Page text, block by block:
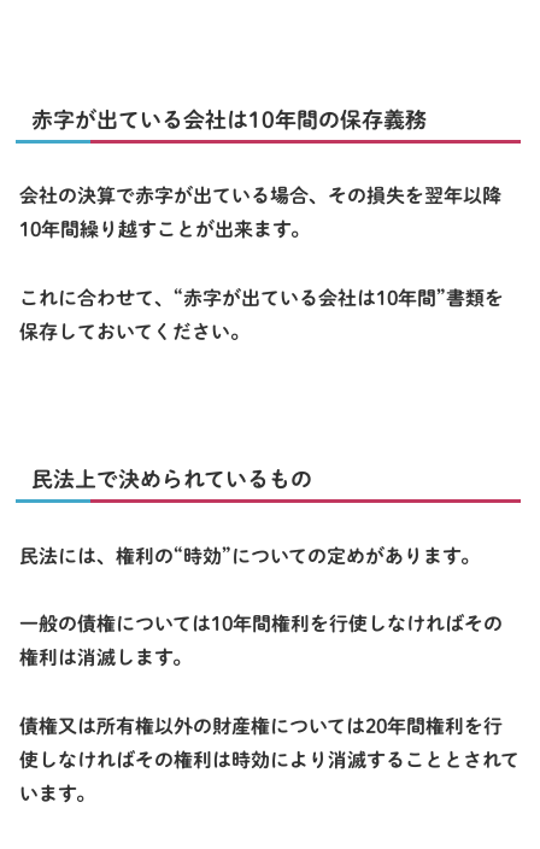
赤字が出ている会社は10年間の保存義務
会社の決算で赤字が出ている場合、その損失を翌年以降
1 0年間繰り越すことが出来ます。
これに合わせて、“赤字が出ている会社は10年間”書類を
保存しておいてください。
民法上で決められているもの
民法には、権利の“時効”についての定めがあります。
一般の債権については10年間権利を行使しなければその
権利は消滅します。
債権又は所有権以外の財産権については20年間権利を行
使しなければその権利は時効により消滅することとされて
います。